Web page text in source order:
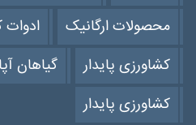
محصولات ارگانیک
کشاورزی پایدار
گیاهان
کشاورزی پایدار